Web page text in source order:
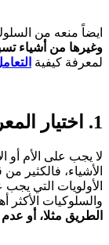
ايضاً منعه من
وغيرها من أشياء
لمعرفة كيفية
1. اختيار المعركة المناسبة
لا يجب على الأم أو
الأشياء، فالكثير
الأولويات التي يجب
والسلوكيات الأكثر
الطريق مثلا، أو